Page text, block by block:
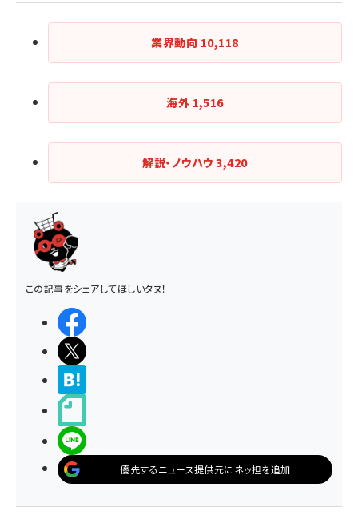
業界動向 10,118
海外 1,516
解説・ノウハウ3,420
この記事をシェアしてほしいタヌ！
優先するニュース提供元にネッ担を追加